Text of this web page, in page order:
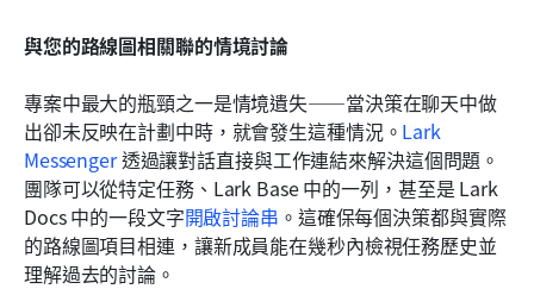
與您的路線圖相關聯的情境討論
專案中最大的瓶頸之一是情境遺失——當決策在聊天中做
出卻未反映在計劃中時，就會發生這種情況。 Lark
Messenger 透過讓對話直接與工作連結來解決這個問題。
團隊可以從特定任務、Lark Base 中的一列，甚至是 Lark
Docs 中的一段文字開啟討論串 。這確保每個決策都與實際
的路線圖項目相連，讓新成員能在幾秒內檢視任務歷史並
理解過去的討論。